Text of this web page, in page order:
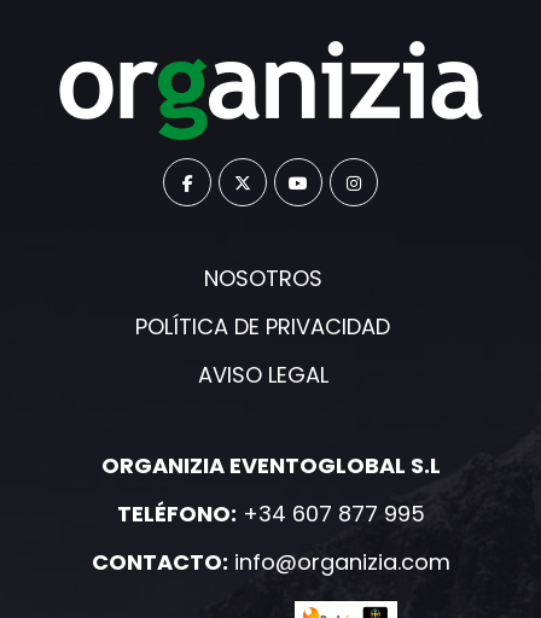
NOSOTROS
POLÍTICA DE PRIVACIDAD
AVISO LEGAL
ORGANIZIA EVENTOGLOBAL S.L
TELÉFONO: +34 607 877 995
CONTACTO: info@organizia.com